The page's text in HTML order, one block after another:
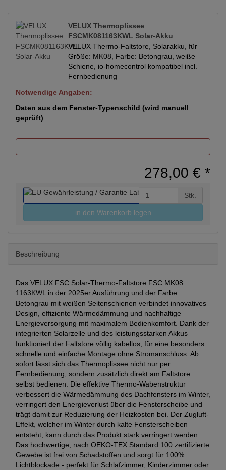
VELUX Thermoplissee
FSCMK081163KWL Solar-Akku
VELUX Thermo-Faltstore, Solarakku, für
Größe: MK08, Farbe: Betongrau, weiße
Schiene, io-homecontrol kompatibel incl.
Fernbedienung
Notwendige Angaben:
Daten aus dem Fenster-Typenschild (wird manuell
geprüft)
278,00 € *
Stk.
in den Warenkorb legen
Beschreibung
Das VELUX FSC Solar-Thermo-Faltstore FSC MK08
1163KWL in der 2025er Ausführung und der Farbe
Betongrau mit weißen Seitenschienen verbindet innovatives
Design, effiziente Wärmedämmung und nachhaltige
Energieversorgung mit maximalem Bedienkomfort. Dank der
integrierten Solarzelle und des leistungsstarken Akkus
funktioniert der Faltstore völlig kabellos, für eine besonders
schnelle und einfache Montage ohne Stromanschluss. Ab
sofort lässt sich das Thermoplissee nicht nur per
Fernbedienung, sondern zusätzlich direkt am Faltstore
selbst bedienen. Die effektive Thermo-Wabenstruktur
verbessert die Wärmedämmung des Dachfensters im Winter,
verringert den Energieverlust über die Fensterscheibe und
trägt damit zur Reduzierung der Heizkosten bei. Der Zugluft-
Effekt, welcher im Winter durch kalte Fensterscheiben
entsteht, kann durch das Produkt stark verringert werden.
Das hochwertige, nach OEKO-TEX Standard 100 zertifizierte
Gewebe ist frei von Schadstoffen und sorgt für 100%
Lichtblockade - perfekt für Schlafzimmer, Kinderzimmer oder